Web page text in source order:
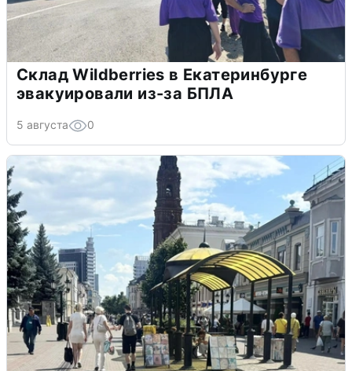
Склад Wildberries в Екатеринбурге
эвакуировали из-за БПЛА
5 августа 0